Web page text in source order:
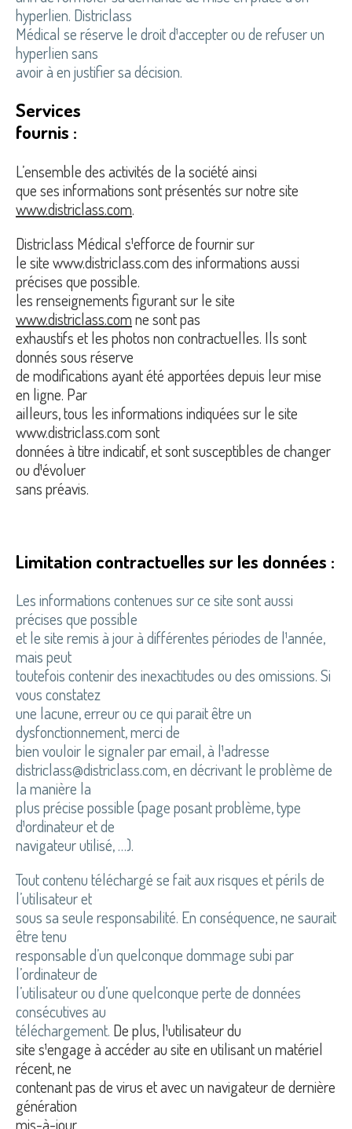
hyperlien. Districlass
Médical se réserve le droit d¹accepter ou de refuser un
hyperlien sans
avoir à en justifier sa décision.
Services
fournis :
L’ensemble des activités de la société ainsi
que ses informations sont présentés sur notre site
www.districlass.com.
Districlass Médical s¹efforce de fournir sur
le site www.districlass.com des informations aussi
précises que possible.
les renseignements figurant sur le site
www.districlass.comne sont pas
exhaustifs et les photos non contractuelles. Ils sont
donnés sous réserve
de modifications ayant été apportées depuis leur mise
en ligne. Par
ailleurs, tous les informations indiquées sur le site
www.districlass.comsont
données à titre indicatif, et sont susceptibles de changer
ou d¹évoluer
sans préavis.
Limitation contractuelles sur les données :
Les informations contenues sur ce site sont aussi
précises que possible
et le site remis à jour à différentes périodes de l¹année,
mais peut
toutefois contenir des inexactitudes ou des omissions. Si
vous constatez
une lacune, erreur ou ce qui parait être un
dysfonctionnement, merci de
bien vouloir le signaler par email, à l¹adresse
districlass@districlass.com, en décrivant le problème de
la manière la
plus précise possible (page posant problème, type
d¹ordinateur et de
navigateur utilisé, …).
Tout contenu téléchargé se fait aux risques et périls de
l’utilisateur et
sous sa seule responsabilité. En conséquence, ne saurait
être tenu
responsable d’un quelconque dommage subi par
l’ordinateur de
l’utilisateur ou d’une quelconque perte de données
consécutives au
téléchargement. De plus, l¹utilisateur du
site s¹engage à accéder au site en utilisant un matériel
récent, ne
contenant pas de virus et avec un navigateur de dernière
génération
mis-à-jour